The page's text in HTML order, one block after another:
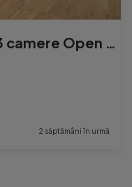
BUCIUM - PENTHOUSE 3 camere Open space 109mp + Terasa 31 mp
2 săptămâni în urmă